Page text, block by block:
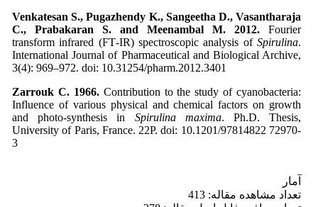
Venkatesan S., Pugazhendy K., Sangeetha D., Vasantharaja
C., Prabakaran S. and Meenambal M. 2012. Fourier
transform infrared (FT‑IR) spectroscopic analysis of Spirulina.
International Journal of Pharmaceutical and Biological Archive,
3(4): 969–972. doi: 10.31254/pharm.2012.3401
Zarrouk C. 1966. Contribution to the study of cyanobacteria:
Influence of various physical and chemical factors on growth
and photo-synthesis in Spirulina maxima. Ph.D. Thesis,
University of Paris, France. 22P. doi: 10.1201/97814822 72970-
3
آمار
تعداد مشاهده مقاله: 413